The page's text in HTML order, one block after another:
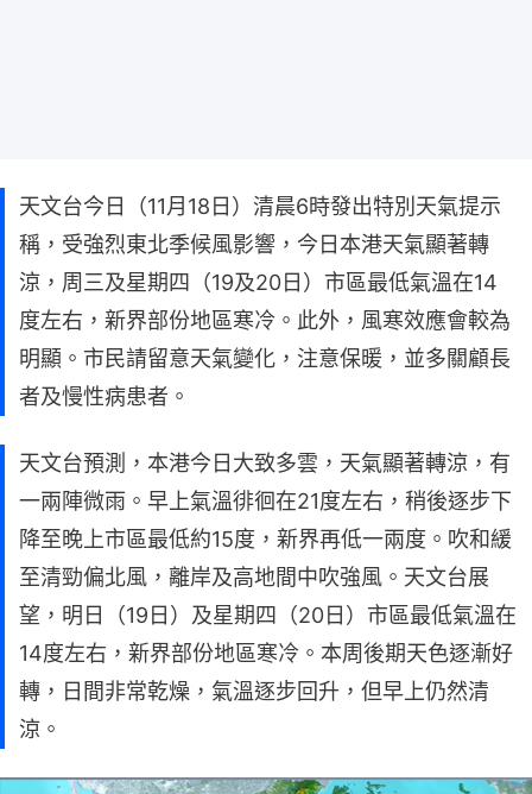
天文台今日（11月18日）清晨6時發出特別天氣提示
稱，受強烈東北季候風影響，今日本港天氣顯著轉
涼，周三及星期四（19及20日）市區最低氣溫在14
度左右，新界部份地區寒冷。此外，風寒效應會較為
明顯。市民請留意天氣變化，注意保暖，並多關顧長
者及慢性病患者。
天文台預測，本港今日大致多雲，天氣顯著轉涼，有
一兩陣微雨。早上氣溫徘徊在21度左右，稍後逐步下
降至晚上市區最低約15度，新界再低一兩度。吹和緩
至清勁偏北風，離岸及高地間中吹強風。天文台展
望，明日（19日）及星期四（20日）市區最低氣溫在
14度左右，新界部份地區寒冷。本周後期天色逐漸好
轉，日間非常乾燥，氣溫逐步回升，但早上仍然清
涼。